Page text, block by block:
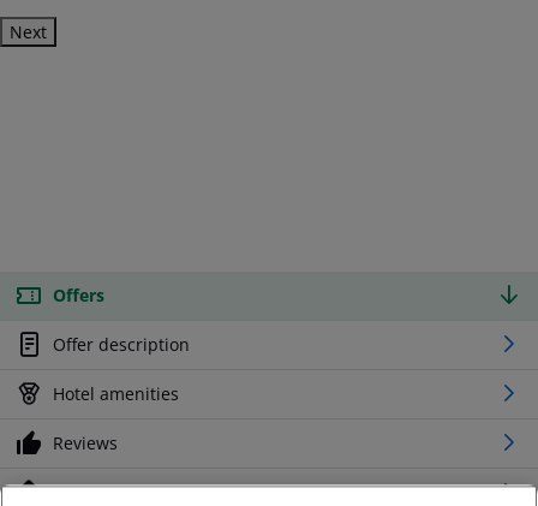
Next
Offers
Offer description
Hotel amenities
Reviews
Location